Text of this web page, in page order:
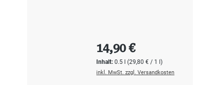
Inhalt:0.5 l(29,80 € / 1 l)
Regulärer Preis:
14,90 €
inkl. MwSt. zzgl. Versandkosten